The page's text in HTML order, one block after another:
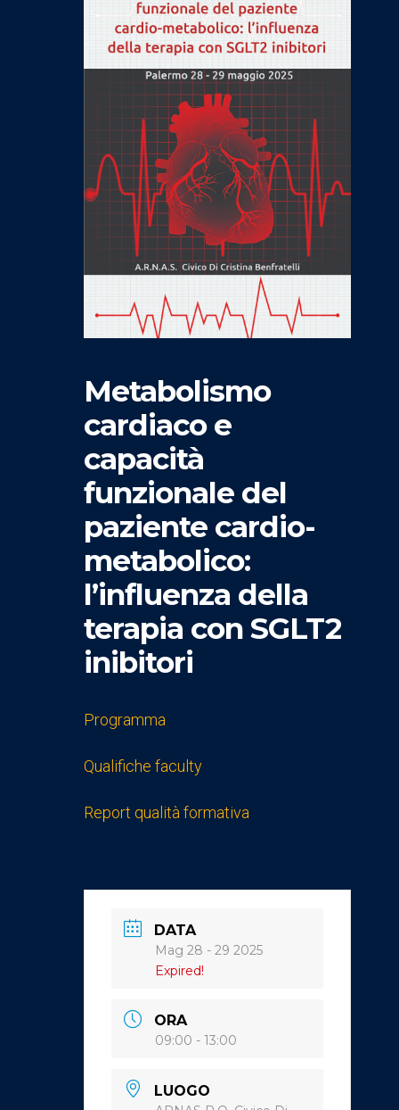
Metabolismo
cardiaco e
capacità
funzionale del
paziente cardio-
metabolico:
l’influenza della
terapia con SGLT2
inibitori
Programma
Qualifiche faculty
Report qualità formativa
DATA
Mag 28 - 29 2025
Expired!
ORA
09:00 - 13:00
LUOGO